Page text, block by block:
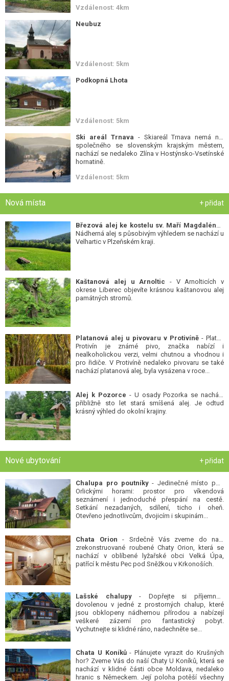
Vzdálenost: 4km
Neubuz
Vzdálenost: 5km
Podkopná Lhota
Vzdálenost: 5km
Ski areál Trnava - Skiareál Trnava nemá nic
společného se slovenským krajským městem,
nachází se nedaleko Zlína v Hostýnsko-Vsetínské
hornatině.
Vzdálenost: 5km
Nová místa + přidat
Nádherná alej s působivým výhledem se nachází u
Velhartic v Plzeňském kraji.
Kaštanová alej u Arnoltic - V Arnolticích v
okrese Liberec objevíte krásnou kaštanovou alej
památných stromů.
Platanová alej u pivovaru v Protivíně - Platan
Protivín je známé pivo, značka nabízí i
nealkoholickou verzi, velmi chutnou a vhodnou i
pro řidiče. V Protivíně nedaleko pivovaru se také
nachází platanová alej, byla vysázena v roce...
Alej k Pozorce - U osady Pozorka se nachází
přibližně sto let stará smíšená alej. Je odtud
krásný výhled do okolní krajiny.
Nové ubytování + přidat
Chalupa pro poutníky- Jedinečné místo pod
Orlickými horami: prostor pro víkendová
seznámení i jednoduché přespání na cestě.
Setkání nezadaných, sdílení, ticho i oheň.
Otevřeno jednotlivcům, dvojicím i skupinám...
Chata Orion - Srdečně Vás zveme do naší
zrekonstruované roubené Chaty Orion, která se
nachází v oblíbené lyžařské obci Velká Úpa,
patřící k městu Pec pod Sněžkou v Krkonoších.
Lašské chalupy- Dopřejte si příjemnou
dovolenou v jedné z prostorných chalup, které
jsou obklopeny nádhernou přírodou a nabízejí
veškeré zázemí pro fantastický pobyt.
Vychutnejte si klidné ráno, nadechněte se...
Chata U Koníků- Plánujete vyrazit do Krušných
hor? Zveme Vás do naší Chaty U Koníků, která se
nachází v klidné části obce Moldava, nedaleko
hranic s Německem. Její poloha potěší všechny